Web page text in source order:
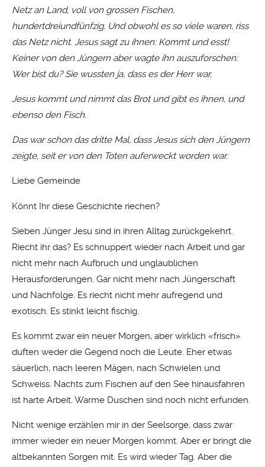
Netz an Land, voll von grossen Fischen,
hundertdreiundfünfzig. Und obwohl es so viele waren, riss
das Netz nicht. Jesus sagt zu ihnen: Kommt und esst!
Keiner von den Jüngern aber wagte ihn auszuforschen:
Wer bist du? Sie wussten ja, dass es der Herr war.
Jesus kommt und nimmt das Brot und gibt es ihnen, und
ebenso den Fisch.
Das war schon das dritte Mal, dass Jesus sich den Jüngern
zeigte, seit er von den Toten auferweckt worden war.
Liebe Gemeinde
Könnt Ihr diese Geschichte riechen?
Sieben Jünger Jesu sind in ihren Alltag zurückgekehrt.
Riecht ihr das? Es schnuppert wieder nach Arbeit und gar
nicht mehr nach Aufbruch und unglaublichen
Herausforderungen. Gar nicht mehr nach Jüngerschaft
und Nachfolge. Es riecht nicht mehr aufregend und
exotisch. Es stinkt leicht fischig.
Es kommt zwar ein neuer Morgen, aber wirklich «frisch»
duften weder die Gegend noch die Leute. Eher etwas
säuerlich, nach leeren Mägen, nach Schwielen und
Schweiss. Nachts zum Fischen auf den See hinausfahren
ist harte Arbeit. Warme Duschen sind noch nicht erfunden.
Nicht wenige erzählen mir in der Seelsorge, dass zwar
immer wieder ein neuer Morgen kommt. Aber er bringt die
altbekannten Sorgen mit. Es wird wieder Tag. Aber die